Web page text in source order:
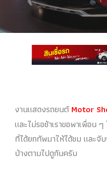
งานแสดงรถยนต์Motor
และไม่รอช้าเราขอพาเพื่อน
ที่ได้ยกทัพมาให้ได้ชม และจั
บ้างตามไปดูกันครับ